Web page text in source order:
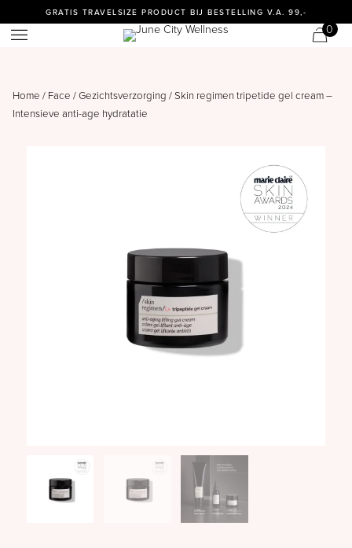
GRATIS TRAVELSIZE PRODUCT BIJ BESTELLING V.A. 99,-
0
Home / Face /Gezichtsverzorging / Skin regimen tripetide gel cream –
Intensieve anti-age hydratatie